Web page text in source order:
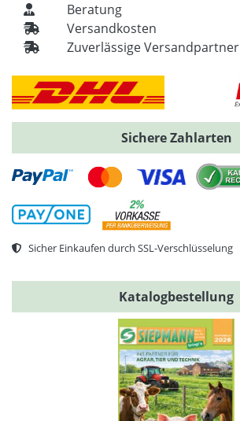
Beratung
Versandkosten
Zuverlässige Versandpartner
Sichere Zahlarten
Sicher Einkaufen durch SSL-Verschlüsselung
Katalogbestellung